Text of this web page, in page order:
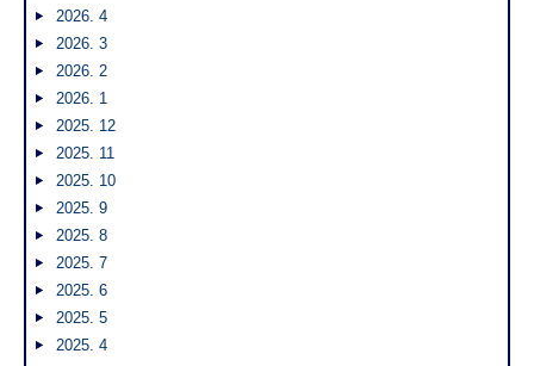
2026. 4
2026. 3
2026. 2
2026. 1
2025. 12
2025. 11
2025. 10
2025. 9
2025. 8
2025. 7
2025. 6
2025. 5
2025. 4